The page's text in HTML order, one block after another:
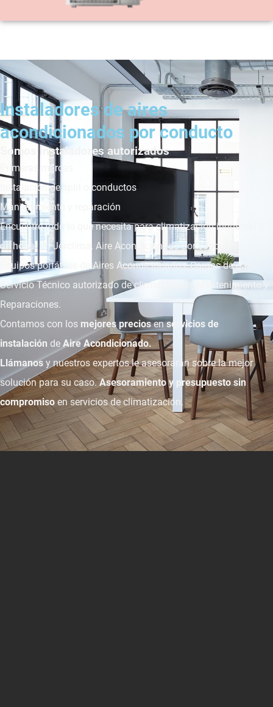
Instaladores de aires
acondicionados por conducto
Somos instaladores autorizados
Primeras marcas
Instalación de split o conductos
Mantenimiento y reparación
Encuentre todo lo que necesita para climatización industrial y
de hogar en Jorclima. Aire Acondicionado por conducto,
Equipos portátiles de Aires Acondicionados, Cargas de gas,
Servicio Técnico autorizado de climatización, Mantenimiento y
Reparaciones.
Contamos con los mejores preciosenservicios de
instalación de Aire Acondicionado.
Llámanosy nuestros expertos le asesorarán sobre la mejor
solución para su caso.Asesoramiento y presupuesto sin
compromiso en servicios de climatización.